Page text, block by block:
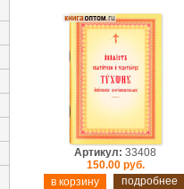
Артикул: 33408
150.00 руб.
подробнее